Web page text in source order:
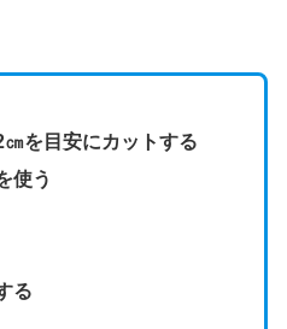
を目安にカットする
使う
る